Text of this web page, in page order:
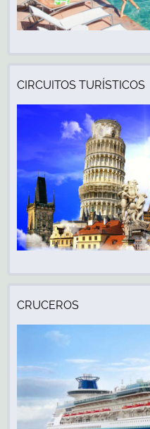
CIRCUITOS TURÍSTICOS
CRUCEROS